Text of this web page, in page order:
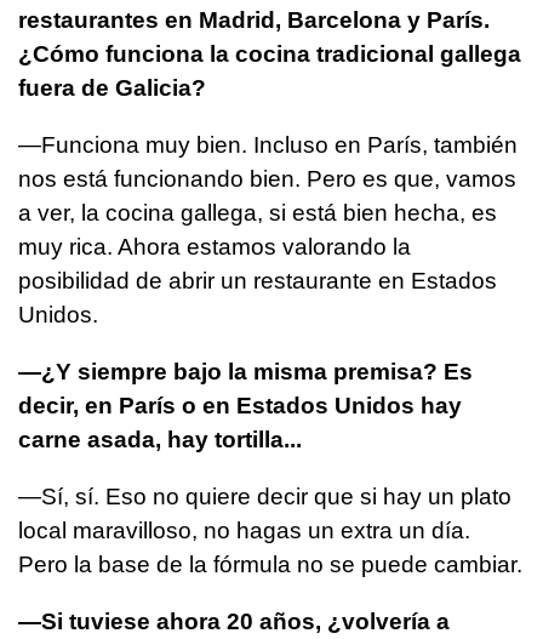
restaurantes en Madrid, Barcelona y París.
¿Cómo funciona la cocina tradicional gallega
fuera de Galicia?
—Funciona muy bien. Incluso en París, también
nos está funcionando bien. Pero es que, vamos
a ver, la cocina gallega, si está bien hecha, es
muy rica. Ahora estamos valorando la
posibilidad de abrir un restaurante en Estados
Unidos.
—¿Y siempre bajo la misma premisa? Es
decir, en París o en Estados Unidos hay
carne asada, hay tortilla...
—Sí, sí. Eso no quiere decir que si hay un plato
local maravilloso, no hagas un extra un día.
Pero la base de la fórmula no se puede cambiar.
—Si tuviese ahora 20 años, ¿volvería a